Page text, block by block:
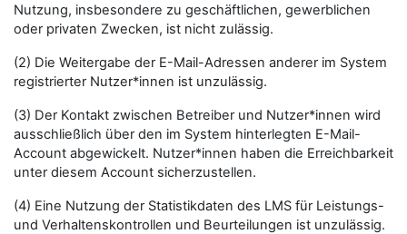
Nutzung, insbesondere zu geschäftlichen, gewerblichen
oder privaten Zwecken, ist nicht zulässig.
(2) Die Weitergabe der E-Mail-Adressen anderer im System
registrierter Nutzer*innen ist unzulässig.
(3) Der Kontakt zwischen Betreiber und Nutzer*innen wird
ausschließlich über den im System hinterlegten E-Mail-
Account abgewickelt. Nutzer*innen haben die Erreichbarkeit
unter diesem Account sicherzustellen.
(4) Eine Nutzung der Statistikdaten des LMS für Leistungs-
und Verhaltenskontrollen und Beurteilungen ist unzulässig.